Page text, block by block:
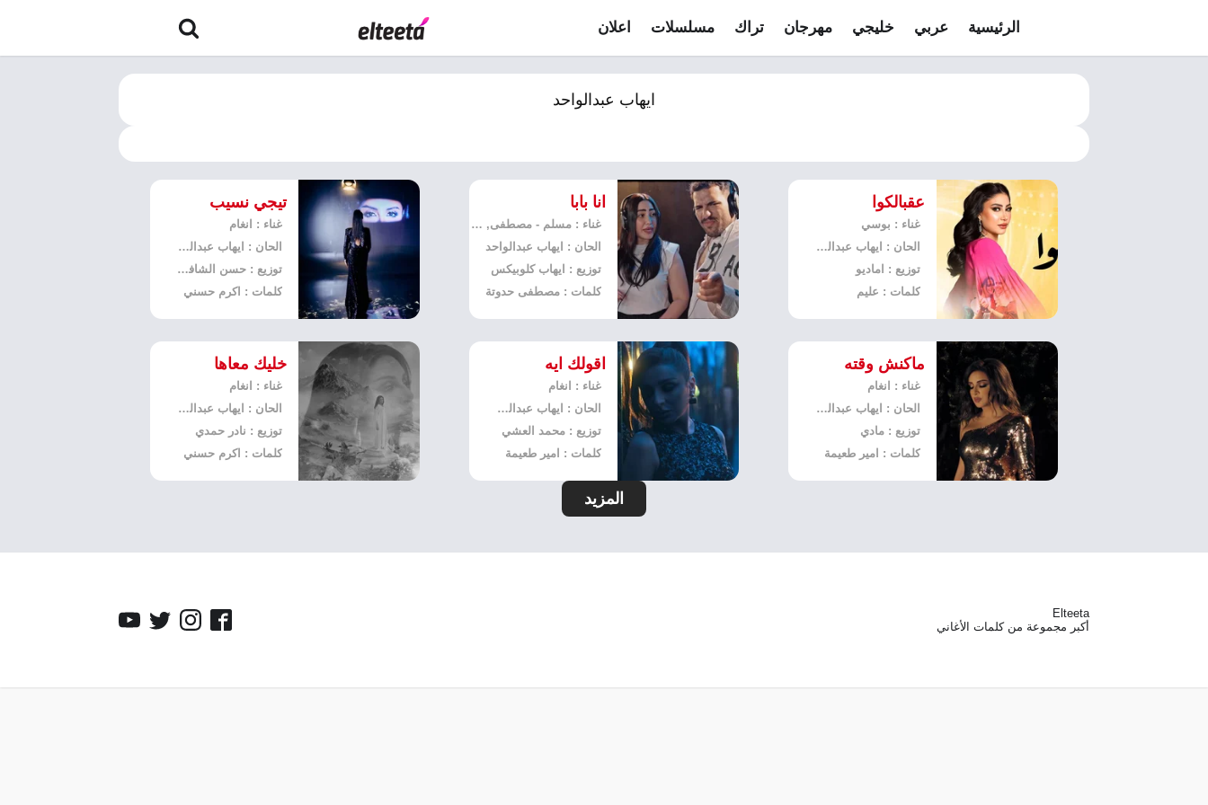
الرئيسية عربي خليجي مهرجان تراك مسلسلات اعلان
ايهاب عبدالواحد
عقبالكوا
غناء : بوسي
الحان : ايهاب عبدالواحد
توزيع : اماديو
كلمات : عليم
انا بابا
غناء : مسلم - مصطفى, بوسي
الحان : ايهاب عبدالواحد
توزيع : ايهاب كلوبيكس
كلمات : مصطفى حدوتة
تيجي نسيب
غناء : انغام
الحان : ايهاب عبدالواحد
توزيع : حسن الشافعي
كلمات : اكرم حسني
ماكنش وقته
غناء : انغام
الحان : ايهاب عبدالواحد
توزيع : مادي
كلمات : امير طعيمة
اقولك ايه
غناء : انغام
الحان : ايهاب عبدالواحد
توزيع : محمد العشي
كلمات : امير طعيمة
خليك معاها
غناء : انغام
الحان : ايهاب عبدالواحد
توزيع : نادر حمدي
كلمات : اكرم حسني
المزيد
Elteeta
أكبر مجموعة من كلمات الأغاني